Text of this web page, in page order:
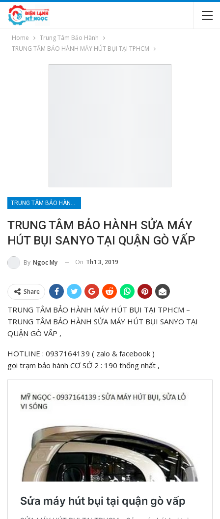
Home
Trung Tâm Bảo Hành
TRUNG TÂM BẢO HÀNH MÁY HÚT BỤI TẠI TPHCM
TRUNG TÂM BẢO HÀNH MÁY HÚT BỤI TẠI TPHCM
TRUNG TÂM BẢO HÀNH SỬA MÁY
HÚT BỤI SANYO TẠI QUẬN GÒ VẤP
By Ngoc My On Th1 3, 2019
Share
TRUNG TÂM BẢO HÀNH MÁY HÚT BỤI TẠI TPHCM –
TRUNG TÂM BẢO HÀNH SỬA MÁY HÚT BỤI SANYO TẠI
QUẬN GÒ VẤP ,
HOTLINE : 0937164139 ( zalo & facebook )
gọi trạm bảo hành CƠ SỞ 2 : 190 thống nhất ,